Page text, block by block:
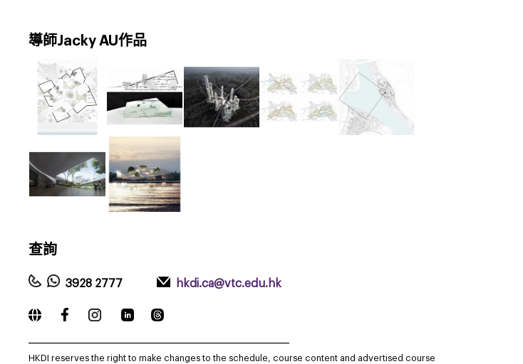
導師Jacky AU作品
查詢
3928 2777 hkdi.ca@vtc.edu.hk
HKDI reserves the right to make changes to the schedule, course content and advertised course